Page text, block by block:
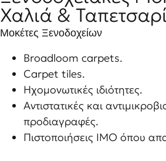
Χαλιά &
Μοκέτες Ξενοδοχείων
Broadloom carpets.
Carpet tiles.
Ηχομονωτικές ιδιότητες.
Αντιστατικές και
προδιαγραφές.
Πιστοποιήσεις IMO όπου